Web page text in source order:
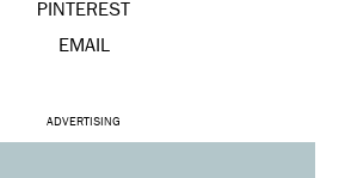
PINTEREST
EMAIL
ADVERTISING